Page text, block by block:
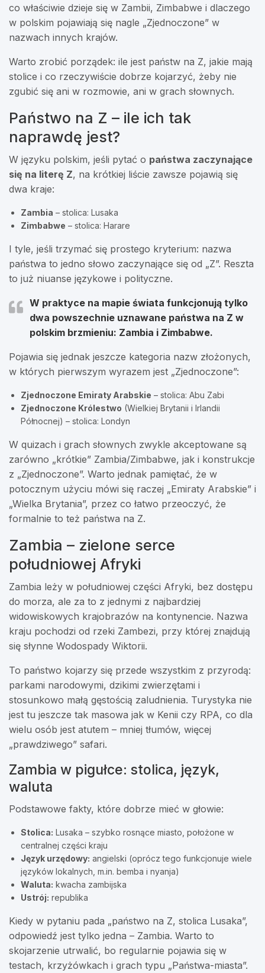
co właściwie dzieje się w Zambii, Zimbabwe i dlaczego
w polskim pojawiają się nagle „Zjednoczone” w
nazwach innych krajów.
Warto zrobić porządek: ile jest państw na Z, jakie mają
stolice i co rzeczywiście dobrze kojarzyć, żeby nie
zgubić się ani w rozmowie, ani w grach słownych.
Państwo na Z – ile ich tak
naprawdę jest?
W języku polskim, jeśli pytać o państwa zaczynające
się na literę Z, na krótkiej liście zawsze pojawią się
dwa kraje:
Zambia – stolica: Lusaka
Zimbabwe – stolica: Harare
I tyle, jeśli trzymać się prostego kryterium: nazwa
państwa to jedno słowo zaczynające się od „Z”. Reszta
to już niuanse językowe i polityczne.
W praktyce na mapie świata funkcjonują tylko
dwa powszechnie uznawane państwa na Z w
polskim brzmieniu: Zambia i Zimbabwe.
Pojawia się jednak jeszcze kategoria nazw złożonych,
w których pierwszym wyrazem jest „Zjednoczone”:
Zjednoczone Emiraty Arabskie – stolica: Abu Zabi
Zjednoczone Królestwo (Wielkiej Brytanii i Irlandii
Północnej) – stolica: Londyn
W quizach i grach słownych zwykle akceptowane są
zarówno „krótkie” Zambia/Zimbabwe, jak i konstrukcje
z „Zjednoczone”. Warto jednak pamiętać, że w
potocznym użyciu mówi się raczej „Emiraty Arabskie” i
„Wielka Brytania”, przez co łatwo przeoczyć, że
formalnie to też państwa na Z.
Zambia – zielone serce
południowej Afryki
Zambia leży w południowej części Afryki, bez dostępu
do morza, ale za to z jednymi z najbardziej
widowiskowych krajobrazów na kontynencie. Nazwa
kraju pochodzi od rzeki Zambezi, przy której znajdują
się słynne Wodospady Wiktorii.
To państwo kojarzy się przede wszystkim z przyrodą:
parkami narodowymi, dzikimi zwierzętami i
stosunkowo małą gęstością zaludnienia. Turystyka nie
jest tu jeszcze tak masowa jak w Kenii czy RPA, co dla
wielu osób jest atutem – mniej tłumów, więcej
„prawdziwego” safari.
Zambia w pigułce: stolica, język,
waluta
Podstawowe fakty, które dobrze mieć w głowie:
Stolica: Lusaka – szybko rosnące miasto, położone w
centralnej części kraju
Język urzędowy: angielski (oprócz tego funkcjonuje wiele
języków lokalnych, m.in. bemba i nyanja)
Waluta: kwacha zambijska
Ustrój: republika
Kiedy w pytaniu pada „państwo na Z, stolica Lusaka”,
odpowiedź jest tylko jedna – Zambia. Warto to
skojarzenie utrwalić, bo regularnie pojawia się w
testach, krzyżówkach i grach typu „Państwa-miasta”.